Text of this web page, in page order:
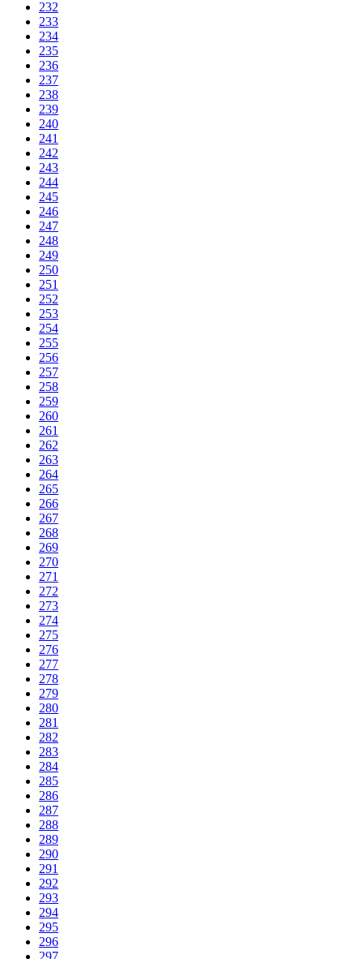
232
233
234
235
236
237
238
239
240
241
242
243
244
245
246
247
248
249
250
251
252
253
254
255
256
257
258
259
260
261
262
263
264
265
266
267
268
269
270
271
272
273
274
275
276
277
278
279
280
281
282
283
284
285
286
287
288
289
290
291
292
293
294
295
296
297